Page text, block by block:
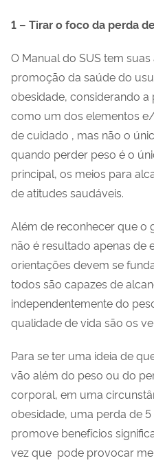
1 – Tirar o foco da perda
O Manual do SUS tem
promoção da saúde do
obesidade, considerando a
como um dos elementos
de cuidado , mas não o
quando perder peso é o
principal, os meios para
de atitudes saudáveis.
Além de reconhecer que o
não é resultado apenas de
orientações devem se
todos são capazes de
independentemente do
qualidade de vida são os
Para se ter uma ideia de
vão além do peso ou do
corporal, em uma
obesidade, uma perda de
promove benefícios
vez que pode provocar